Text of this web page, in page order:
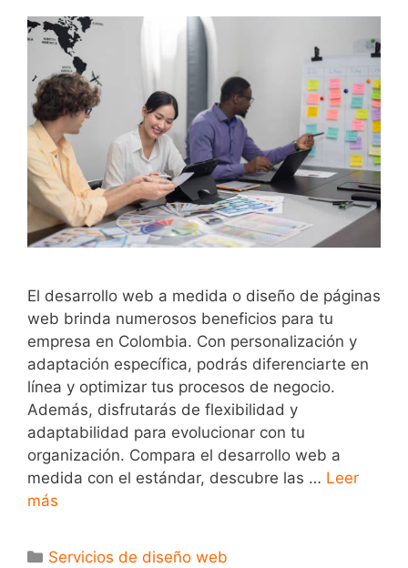
El desarrollo web a medida o diseño de páginas
web brinda numerosos beneficios para tu
empresa en Colombia. Con personalización y
adaptación específica, podrás diferenciarte en
línea y optimizar tus procesos de negocio.
Además, disfrutarás de flexibilidad y
adaptabilidad para evolucionar con tu
organización. Compara el desarrollo web a
medida con el estándar, descubre las … Leer
más
Servicios de diseño web